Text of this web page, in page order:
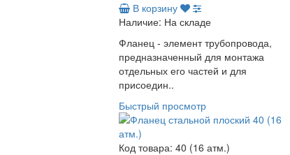
В корзину
Наличие: На складе
Фланец - элемент трубопровода,
предназначенный для монтажа
отдельных его частей и для
присоедин..
Быстрый просмотр
Код товара: 40 (16 атм.)